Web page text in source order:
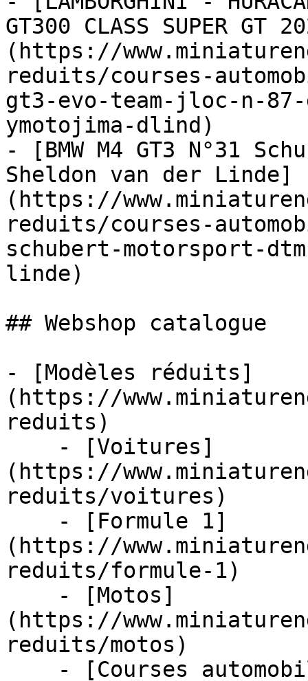
GT300 CLASS SUPER GT
(https://
reduits/courses-
gt3-evo-team-jloc-n-
ymotojima-dlind)
- [BMW M4 GT3 N°31
Sheldon van der Linde]
(https://
reduits/courses-
schubert-motorsport-
linde)
## Webshop catalogue
- [Modèles réduits]
(https://
reduits)
(https://
reduits/voitures)
(https://
reduits/formule-1)
(https://
reduits/motos)